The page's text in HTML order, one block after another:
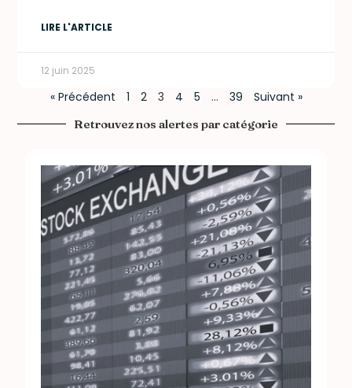
LIRE L'ARTICLE
12 juin 2025
« Précédent 1 2 3 4 5 … 39 Suivant »
Retrouvez nos alertes par catégorie